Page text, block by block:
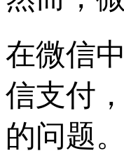
在微信
信支付
的问题。